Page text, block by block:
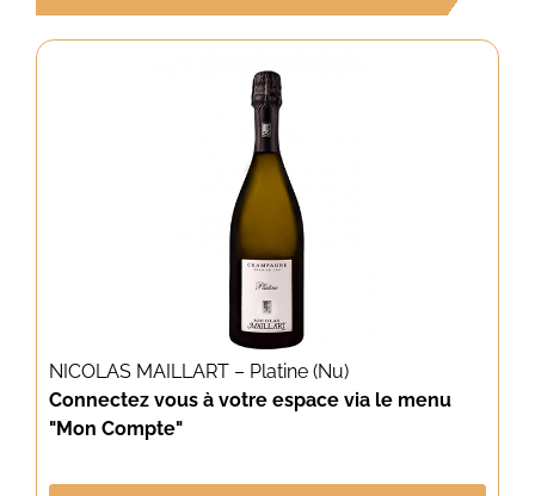
NICOLAS MAILLART – Platine (Nu)
Connectez vous à votre espace via le menu
"Mon Compte"